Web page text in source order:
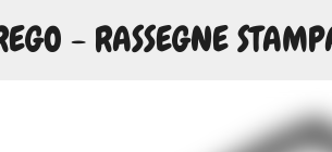
- RASSEGNE